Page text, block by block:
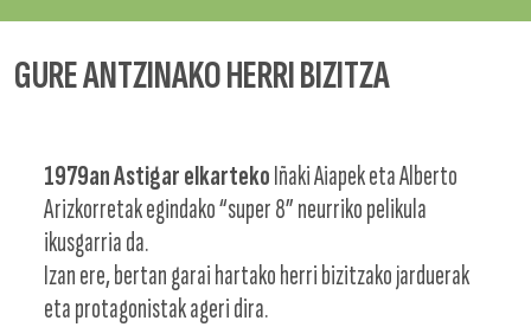
GURE ANTZINAKO HERRI BIZITZA
1979an Astigar elkartekoIñaki Aiapek eta Alberto
Arizkorretak egindako “super 8” neurriko pelikula
ikusgarria da.
Izan ere, bertan garai hartako herri bizitzako jarduerak
eta protagonistak ageri dira.